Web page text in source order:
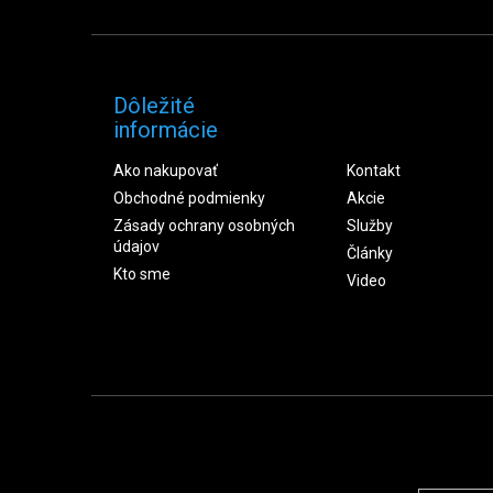
Dôležité
informácie
Ako nakupovať
Obchodné podmienky
Zásady ochrany osobných
údajov
Kto sme
Kontakt
Akcie
Služby
Články
Video